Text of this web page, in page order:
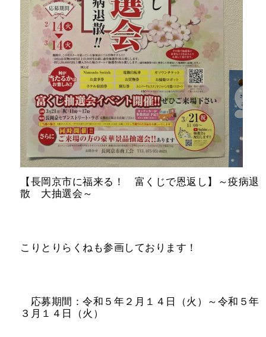
【長岡京市に福来る！ 富くじで恩返し】～疫病退
散 大抽選会～
こりとりらくねも参画しております！
応募期間：令和５年２月１４日（火）～令和５年
３月１４日（火）